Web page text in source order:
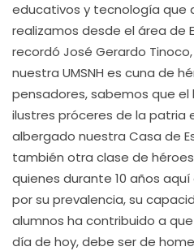
educativos y tecnología que
realizamos desde el área de
recordó José Gerardo
nuestra UMSNH es cuna de
pensadores, sabemos que
ilustres próceres de la patria
albergado nuestra Casa de
también otra clase de
quienes durante 10 años
por su prevalencia, su
alumnos ha contribuido a
día de hoy, debe ser de